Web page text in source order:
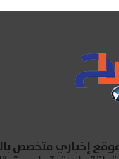
إخباري متخصص